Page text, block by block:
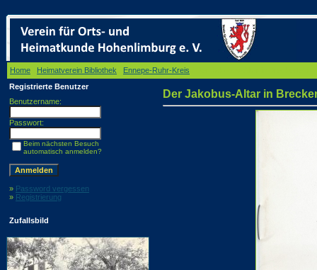
Home Heimatverein Bibliothek Ennepe-Ruhr-Kreis
Registrierte Benutzer
Benutzername:
Passwort:
Beim nächsten Besuch
automatisch anmelden?
» Password vergessen
» Registrierung
Zufallsbild
Der Jakobus-Altar in